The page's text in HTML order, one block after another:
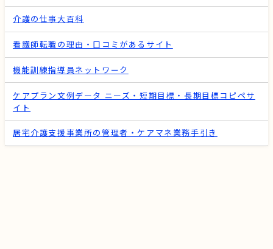
介護の仕事大百科
看護師転職の理由・口コミがあるサイト
機能訓練指導員ネットワーク
ケアプラン文例データ ニーズ・短期目標・長期目標コピペサ
イト
居宅介護支援事業所の管理者・ケアマネ業務手引き